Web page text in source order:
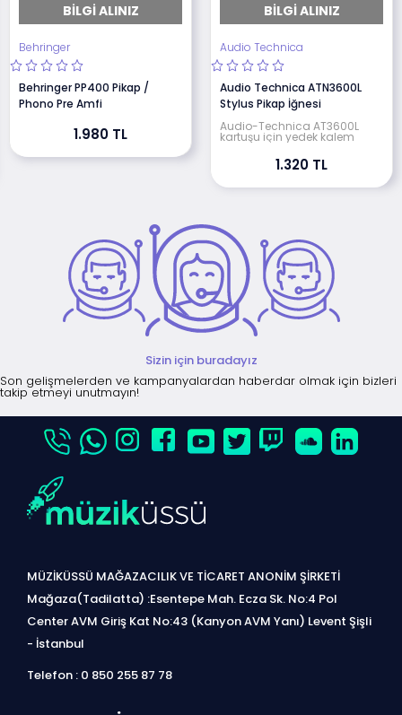
BILGI ALINIZ
Behringer
Behringer PP400 Pikap /
Phono Pre Amfi
1.980 TL
BILGI ALINIZ
Audio Technica
Audio Technica ATN3600L
Stylus Pikap İğnesi
Audio-Technica AT3600L
kartuşu için yedek kalem
1.320 TL
Sizin için buradayız
Son gelişmelerden ve kampanyalardan haberdar olmak için bizleri
takip etmeyi unutmayın!
MÜZİKÜSSÜ MAĞAZACILIK VE TİCARET ANONİM ŞİRKETİ
Mağaza(Tadilatta) :Esentepe Mah. Ecza Sk. No:4 Pol
Center AVM Giriş Kat No:43 (Kanyon AVM Yanı) Levent Şişli
- İstanbul
Telefon : 0 850 255 87 78